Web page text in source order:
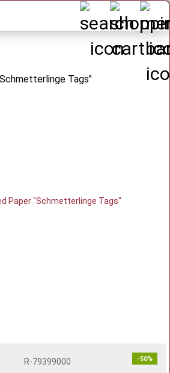
Tags"
-50%
R-79399000